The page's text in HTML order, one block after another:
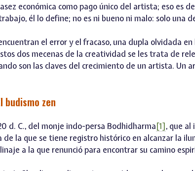
económica como pago único del artista; eso es
él lo define; no es ni bueno ni malo: solo una
el error y el fracaso, una dupla olvidada en
dos mecenas de la creatividad se les trata de
son las claves del crecimiento de un artista. Un
budismo zen
d. C., del monje indo-persa Bodhidharma[1], que al
la que se tiene registro histórico en alcanzar la
a la que renunció para encontrar su camino